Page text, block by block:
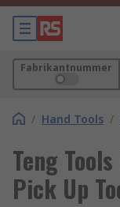
Fabrikantnummer
/ Hand Tools /
Teng
Pick Up